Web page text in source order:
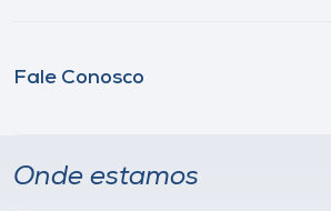
Fale Conosco
Onde estamos